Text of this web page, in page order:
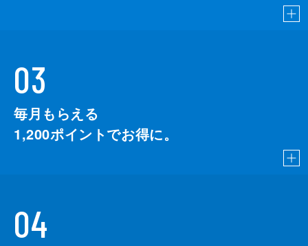
03
毎月もらえる
1,200ポイントでお得に。
04